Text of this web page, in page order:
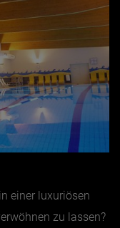
einer luxuriösen
zu lassen?